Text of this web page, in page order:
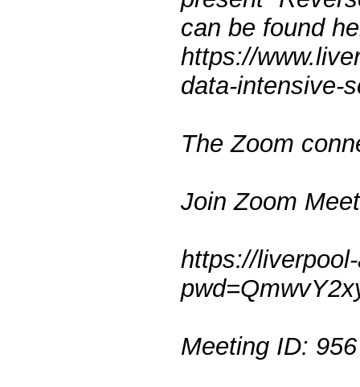
can be found
https://
data-intensive-
The Zoom
Join Zoom
https://
Meeting ID: